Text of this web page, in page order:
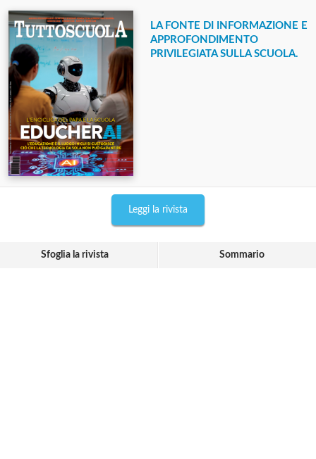
LA FONTE DI INFORMAZIONE E
APPROFONDIMENTO
PRIVILEGIATA SULLA SCUOLA.
Leggi la rivista
Sfoglia la rivista Sommario